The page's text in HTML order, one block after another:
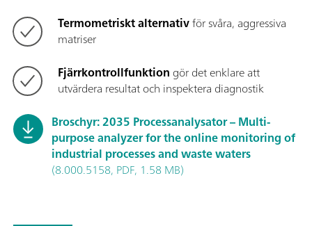
Termometriskt alternativför svåra, aggressiva
matriser
Fjärrkontrollfunktiongör det enklare att
utvärdera resultat och inspektera diagnostik
Broschyr: 2035 Processanalysator – Multi-
purpose analyzer for the online monitoring of
industrial processes and waste waters
(8.000.5158, PDF, 1.58 MB)